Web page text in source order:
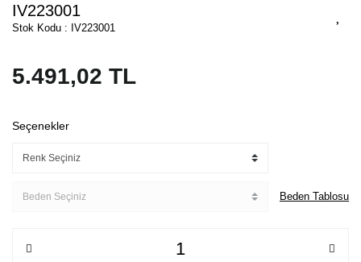
IV223001
Stok Kodu : IV223001
5.491,02 TL
Seçenekler
Beden Tablosu